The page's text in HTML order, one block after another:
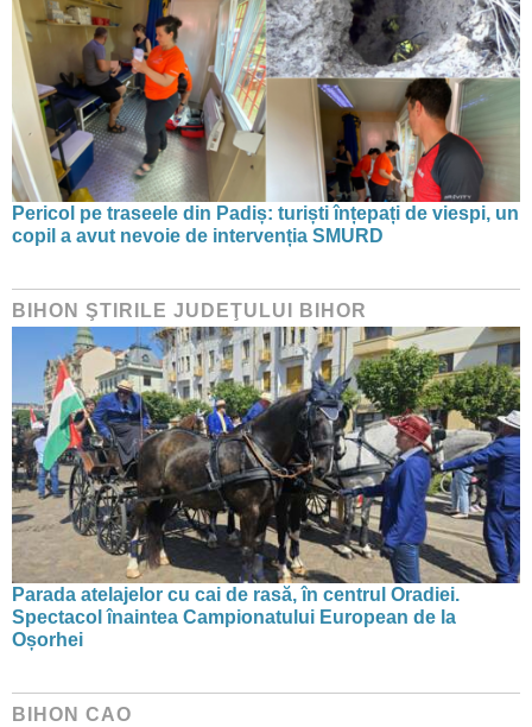
Pericol pe traseele din Padiș: turiști înțepați de viespi, un
copil a avut nevoie de intervenția SMURD
BIHON ŞTIRILE JUDEŢULUI BIHOR
Parada atelajelor cu cai de rasă, în centrul Oradiei.
Spectacol înaintea Campionatului European de la
Oșorhei
BIHON CAO